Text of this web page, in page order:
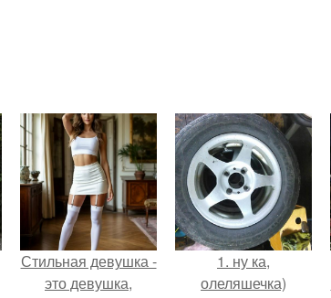
Стильная девушка -
это девушка,
1. ну ка,
олеляшечка)